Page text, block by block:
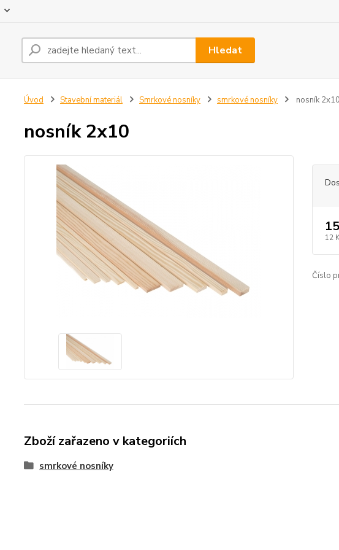
Hledat
Úvod Stavební materiál Smrkové nosníky smrkové nosníky nosník 2x10
nosník 2x10
12
Číslo
Zboží zařazeno v kategoriích
smrkové nosníky